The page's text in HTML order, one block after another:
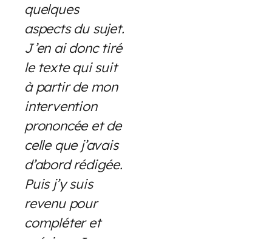
quelques
aspects du sujet.
J’en ai donc tiré
le texte qui suit
à partir de mon
intervention
prononcée et de
celle que j’avais
d’abord rédigée.
Puis j’y suis
revenu pour
compléter et